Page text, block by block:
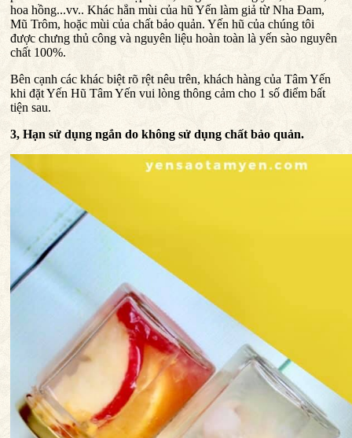
hoa hồng...vv.. Khác hẳn mùi của hũ Yến làm giả từ Nha Đam,
Mũ Trôm, hoặc mùi của chất bảo quản. Yến hũ của chúng tôi
được chưng thủ công và nguyên liệu hoàn toàn là yến sào nguyên
chất 100%.
Bên cạnh các khác biệt rõ rệt nêu trên, khách hàng của Tâm Yến
khi đặt Yến Hũ Tâm Yến vui lòng thông cảm cho 1 số điểm bất
tiện sau.
3, Hạn sử dụng ngắn do không sử dụng chất bảo quản.